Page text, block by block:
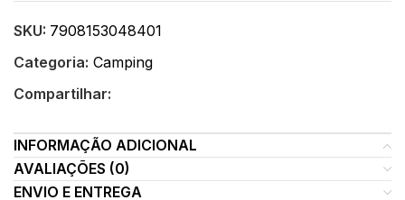
SKU: 7908153048401
Categoria: Camping
Compartilhar:
INFORMAÇÃO ADICIONAL
AVALIAÇÕES (0)
ENVIO E ENTREGA